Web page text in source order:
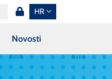
HR
Novosti